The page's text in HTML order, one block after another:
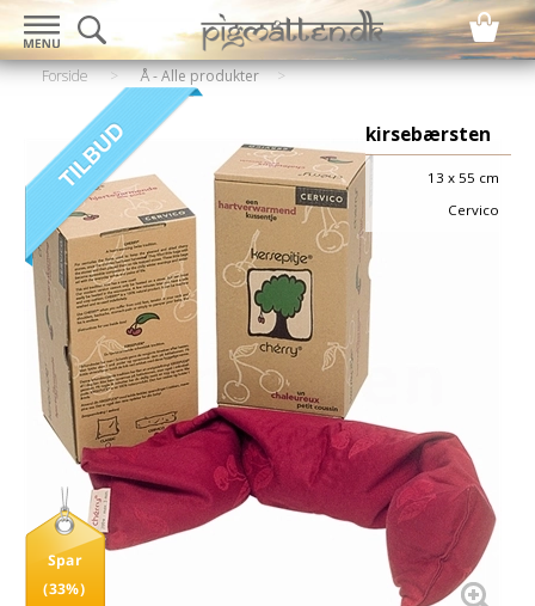
Forside > Å - Alle produkter
kirsebærsten
13 x 55 cm
Cervico
Spar
(33%)